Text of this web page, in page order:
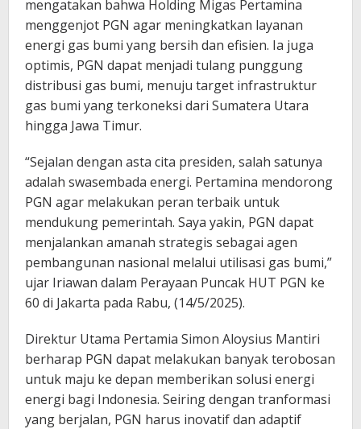
mengatakan bahwa Holding Migas Pertamina
menggenjot PGN agar meningkatkan layanan
energi gas bumi yang bersih dan efisien. Ia juga
optimis, PGN dapat menjadi tulang punggung
distribusi gas bumi, menuju target infrastruktur
gas bumi yang terkoneksi dari Sumatera Utara
hingga Jawa Timur.
“Sejalan dengan asta cita presiden, salah satunya
adalah swasembada energi. Pertamina mendorong
PGN agar melakukan peran terbaik untuk
mendukung pemerintah. Saya yakin, PGN dapat
menjalankan amanah strategis sebagai agen
pembangunan nasional melalui utilisasi gas bumi,”
ujar Iriawan dalam Perayaan Puncak HUT PGN ke
60 di Jakarta pada Rabu, (14/5/2025).
Direktur Utama Pertamia Simon Aloysius Mantiri
berharap PGN dapat melakukan banyak terobosan
untuk maju ke depan memberikan solusi energi
energi bagi Indonesia. Seiring dengan tranformasi
yang berjalan, PGN harus inovatif dan adaptif